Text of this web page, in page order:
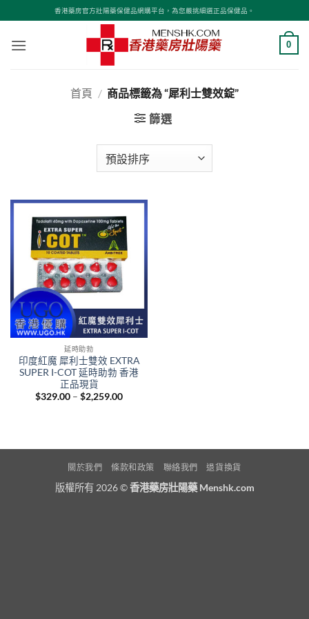
to
content
香港藥房官方壯陽藥保健品網購平台，為您嚴挑細選正品保健品。
0
首頁 / 商品標籤為 “犀利士雙效錠”
篩選
延時助勃
印度紅魔 犀利士雙效 EXTRA
SUPER I-COT 延時助勃 香港
正品現貨
$329.00 – $2,259.00Price
關於我們 條款和政策 聯絡我們 退貨換貨
版權所有 2026 ©香港藥房壯陽藥 Menshk.com